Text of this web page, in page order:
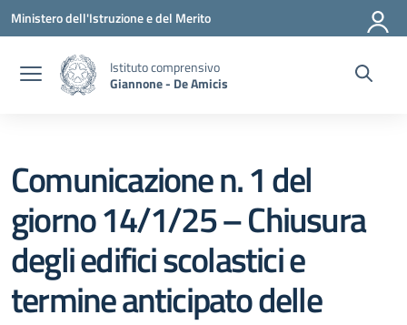
Vai ai contenuti
Vai al menu di navigazione
Vai al footer
Ministero dell'Istruzione e del Merito
Istituto comprensivo
Giannone - De Amicis
Comunicazione n. 1 del
giorno 14/1/25 – Chiusura
degli edifici scolastici e
termine anticipato delle